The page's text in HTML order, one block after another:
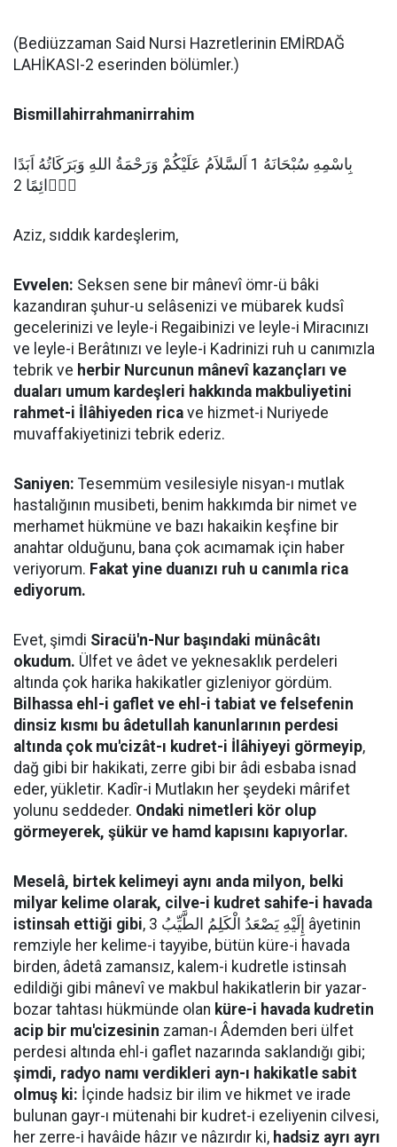
(Bediüzzaman Said Nursi Hazretlerinin EMİRDAĞ
LAHİKASI-2 eserinden bölümler.)
Bismillahirrahmanirrahim
بِاسْمِهِ سُبْحَانَهُ 1 اَلسَّلاَمُ عَلَيْكُمْ وَرَحْمَةُ اللهِ وَبَرَكَاتُهُ اَبَدًا
دَۤائِمًا 2
Aziz, sıddık kardeşlerim,
Evvelen: Seksen sene bir mânevî ömr-ü bâki
kazandıran şuhur-u selâsenizi ve mübarek kudsî
gecelerinizi ve leyle-i Regaibinizi ve leyle-i Miracınızı
ve leyle-i Berâtınızı ve leyle-i Kadrinizi ruh u canımızla
tebrik ve herbir Nurcunun mânevî kazançları ve
duaları umum kardeşleri hakkında makbuliyetini
rahmet-i İlâhiyeden rica ve hizmet-i Nuriyede
muvaffakiyetinizi tebrik ederiz.
Saniyen: Tesemmüm vesilesiyle nisyan-ı mutlak
hastalığının musibeti, benim hakkımda bir nimet ve
merhamet hükmüne ve bazı hakaikin keşfine bir
anahtar olduğunu, bana çok acımamak için haber
veriyorum. Fakat yine duanızı ruh u canımla rica
ediyorum.
Evet, şimdi Siracü'n-Nur başındaki münâcâtı
okudum. Ülfet ve âdet ve yeknesaklık perdeleri
altında çok harika hakikatler gizleniyor gördüm.
Bilhassa ehl-i gaflet ve ehl-i tabiat ve felsefenin
dinsiz kısmı bu âdetullah kanunlarının perdesi
altında çok mu'cizât-ı kudret-i İlâhiyeyi görmeyip,
dağ gibi bir hakikati, zerre gibi bir âdi esbaba isnad
eder, yükletir. Kadîr-i Mutlakın her şeydeki mârifet
yolunu seddeder. Ondaki nimetleri kör olup
görmeyerek, şükür ve hamd kapısını kapıyorlar.
Meselâ, birtek kelimeyi aynı anda milyon, belki
milyar kelime olarak, cilve-i kudret sahife-i havada
istinsah ettiği gibi, إِلَيْهِ يَصْعَدُ الْكَلِمُ الطَّيِّبُ 3 âyetinin
remziyle her kelime-i tayyibe, bütün küre-i havada
birden, âdetâ zamansız, kalem-i kudretle istinsah
edildiği gibi mânevî ve makbul hakikatlerin bir yazar-
bozar tahtası hükmünde olan küre-i havada kudretin
acip bir mu'cizesinin zaman-ı Âdemden beri ülfet
perdesi altında ehl-i gaflet nazarında saklandığı gibi;
şimdi, radyo namı verdikleri ayn-ı hakikatle sabit
olmuş ki: İçinde hadsiz bir ilim ve hikmet ve irade
bulunan gayr-ı mütenahi bir kudret-i ezeliyenin cilvesi,
her zerre-i havâide hâzır ve nâzırdır ki, hadsiz ayrı ayrı